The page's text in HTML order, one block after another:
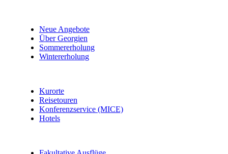
Neue Angebote
Über Georgien
Sommererholung
Wintererholung
Kurorte
Reisetouren
Konferenzservice (MICE)
Hotels